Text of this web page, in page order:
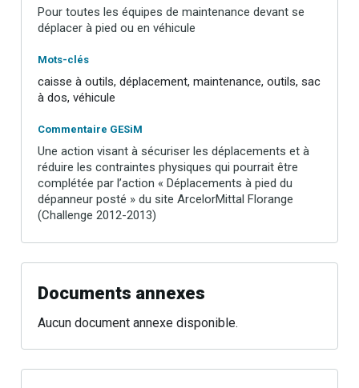
Pour toutes les équipes de maintenance devant se
déplacer à pied ou en véhicule
Mots-clés
caisse à outils, déplacement, maintenance, outils, sac
à dos, véhicule
Commentaire GESiM
Une action visant à sécuriser les déplacements et à
réduire les contraintes physiques qui pourrait être
complétée par l’action « Déplacements à pied du
dépanneur posté » du site ArcelorMittal Florange
(Challenge 2012-2013)
Documents annexes
Aucun document annexe disponible.